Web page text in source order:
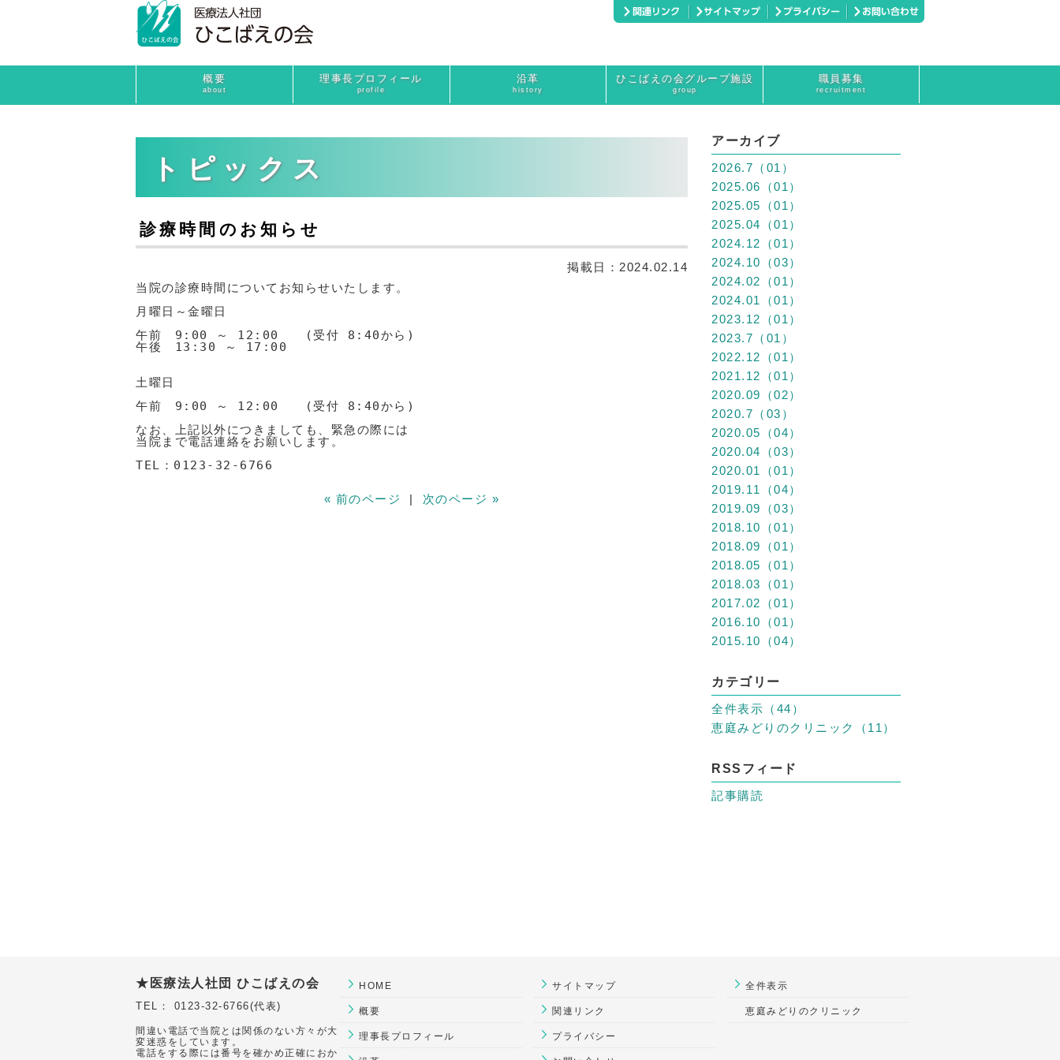
概要
about
理事長プロフィール
profile
沿革
history
ひこばえの会グループ施設
group
職員募集
recruitment
トピックス
診療時間のお知らせ
掲載日： 2024.02.14
当院の診療時間についてお知らせいたします。
月曜日～金曜日
午前　9:00 ～ 12:00　　(受付 8:40から)
午後　13:30 ～ 17:00
土曜日
午前　9:00 ～ 12:00　　(受付 8:40から)
なお、上記以外につきましても、緊急の際には
当院まで電話連絡をお願いします。
TEL： 0123-32-6766
« 前のページ | 次のページ »
アーカイブ
2026.7（01）
2025.06（01）
2025.05（01）
2025.04（01）
2024.12（01）
2024.10（03）
2024.02（01）
2024.01（01）
2023.12（01）
2023.7（01）
2022.12（01）
2021.12（01）
2020.09（02）
2020.7（03）
2020.05（04）
2020.04（03）
2020.01（01）
2019.11（04）
2019.09（03）
2018.10（01）
2018.09（01）
2018.05（01）
2018.03（01）
2017.02（01）
2016.10（01）
2015.10（04）
カテゴリー
全件表示（44）
恵庭みどりのクリニック（11）
RSSフィード
記事購読
★医療法人社団 ひこばえの会
TEL： 0123-32-6766(代表)
間違い電話で当院とは関係のない方々が大
変迷惑をしています。
電話をする際には番号を確かめ正確におか
HOME
概要
理事長プロフィール
サイトマップ
関連リンク
プライバシー
全件表示
恵庭みどりのクリニック